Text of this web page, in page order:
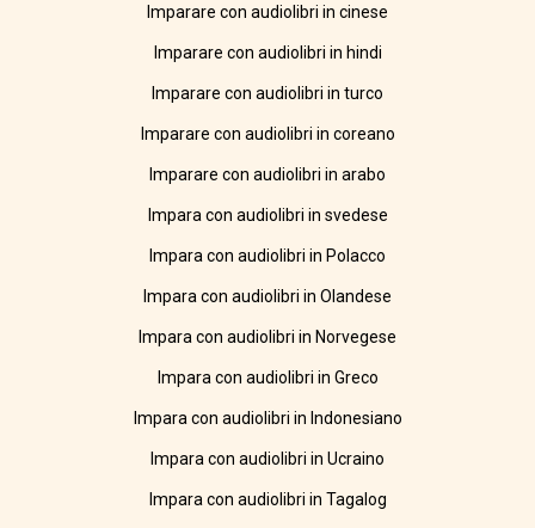
Imparare con audiolibri in cinese
Imparare con audiolibri in hindi
Imparare con audiolibri in turco
Imparare con audiolibri in coreano
Imparare con audiolibri in arabo
Impara con audiolibri in svedese
Impara con audiolibri in Polacco
Impara con audiolibri in Olandese
Impara con audiolibri in Norvegese
Impara con audiolibri in Greco
Impara con audiolibri in Indonesiano
Impara con audiolibri in Ucraino
Impara con audiolibri in Tagalog